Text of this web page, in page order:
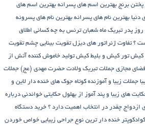
برنج بهترین اسم های پسرانه بهترین اسم های
دنیا بهترین نام های پسرانه بهترین نام های پسرونه
پدر تبریک ماه شعبان ترنس به چه کسانی اطلاق
؟ تفاوت ژنراتور های دیزل تقویت بینایی چشم تقویت
کیش تور کیش و بلیط کیش تولید خاموش کننده آتش از
مجازی جملات تبریک ولادت حضرت مهدی (عج) جملات
جملات زیبا و آموزنده کوتاه جوک های خنده دار لاین و
های زیبا و پند آموز از بهلول حکایتی خواندنی درباره
ازدواج چقدر در انتخاب اهمیت دارد ؟ خرید دستگاه
خنده دار ترین نوع جراحی زیبایی خواص خوردن